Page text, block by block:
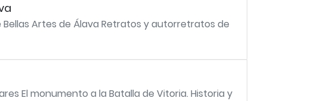
Artes de Álava Retratos y autorretratos de
El monumento a la Batalla de Vitoria. Historia y